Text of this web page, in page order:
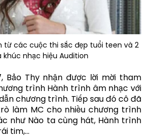
từ các cuộc thi sắc đẹp tuổi teen và 2
khúc nhạc hiệu Audition
Bảo Thy nhận được lời mời tham
trình Hành trình âm nhạc với
chương trình. Tiếp sau đó cô đã
làm MC cho nhiều chương trình
như Nào ta cùng hát, Hành trình
tim,…